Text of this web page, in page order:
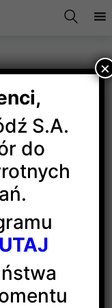
41.
się wyjątkowy
nim miłośnicy
S.A.
do
×